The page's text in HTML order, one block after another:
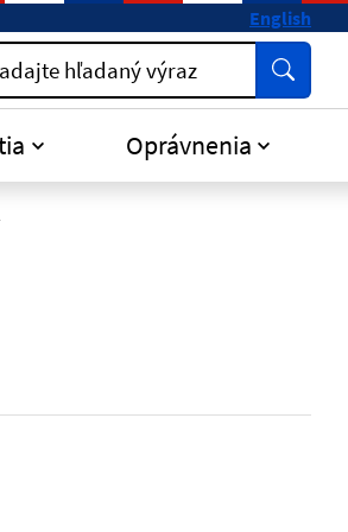
English
hľadaný výraz Vyhľadať
Oprávnenia